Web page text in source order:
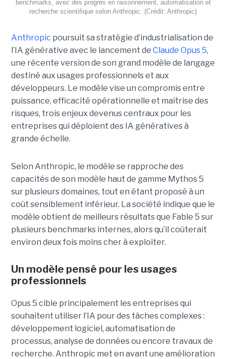
benchmarks, avec des progrès en raisonnement, automatisation et
recherche scientifique selon Anthropic. (Crédit: Anthropic)
Anthropic poursuit sa stratégie d’industrialisation de
l’IA générative avec le lancement de Claude Opus 5,
une récente version de son grand modèle de langage
destiné aux usages professionnels et aux
développeurs. Le modèle vise un compromis entre
puissance, efficacité opérationnelle et maîtrise des
risques, trois enjeux devenus centraux pour les
entreprises qui déploient des IA génératives à
grande échelle.
Selon Anthropic, le modèle se rapproche des
capacités de son modèle haut de gamme Mythos 5
sur plusieurs domaines, tout en étant proposé à un
coût sensiblement inférieur. La société indique que le
modèle obtient de meilleurs résultats que Fable 5 sur
plusieurs benchmarks internes, alors qu’il coûterait
environ deux fois moins cher à exploiter.
Un modèle pensé pour les usages
professionnels
Opus 5 cible principalement les entreprises qui
souhaitent utiliser l’IA pour des tâches complexes :
développement logiciel, automatisation de
processus, analyse de données ou encore travaux de
recherche. Anthropic met en avant une amélioration